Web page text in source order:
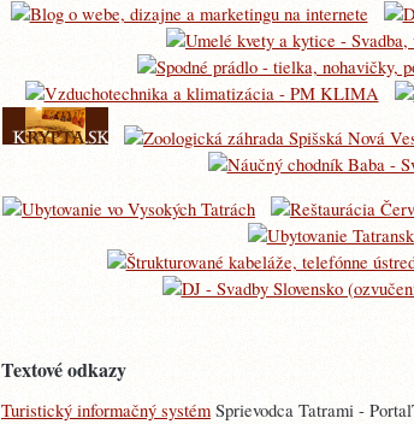
Textové odkazy
Turistický informačný systémSprievodca Tatrami -